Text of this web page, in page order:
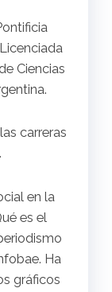
Ciencias
carreras
en la
es el
Ha
gráficos